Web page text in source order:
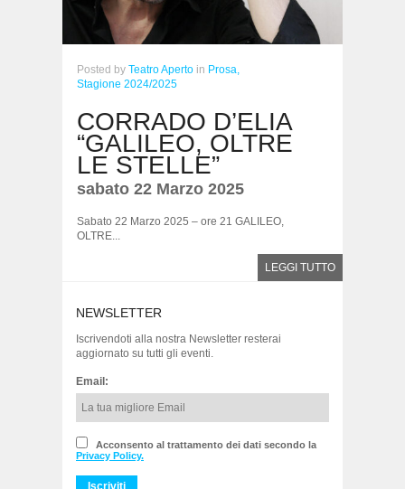
Posted by Teatro Aperto in Prosa,
Stagione 2024/2025
CORRADO D’ELIA
“GALILEO, OLTRE
LE STELLE”
sabato 22 Marzo 2025
Sabato 22 Marzo 2025 – ore 21 GALILEO,
OLTRE...
LEGGI TUTTO
NEWSLETTER
Iscrivendoti alla nostra Newsletter resterai
aggiornato su tutti gli eventi.
Email:
Acconsento al trattamento dei dati secondo la
Privacy Policy.